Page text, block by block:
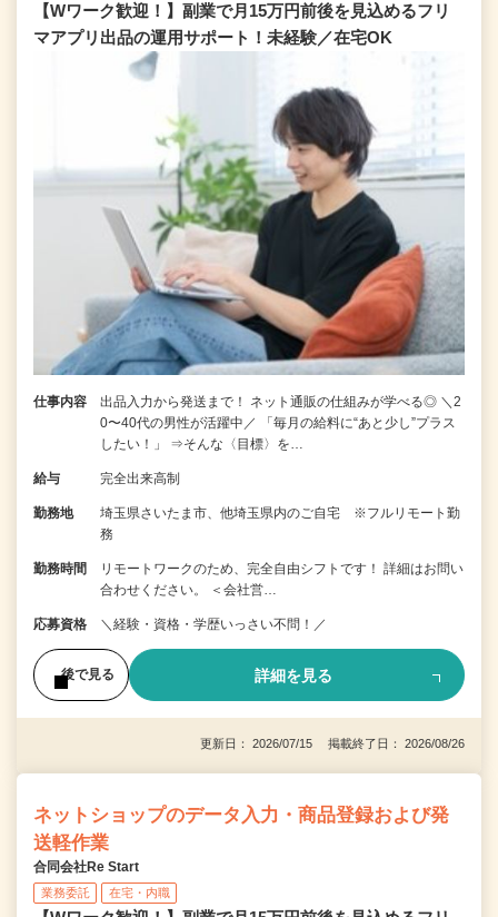
【Wワーク歓迎！】副業で月15万円前後を見込めるフリ
マアプリ出品の運用サポート！未経験／在宅OK
仕事内容
出品入力から発送まで！ ネット通販の仕組みが学べる◎ ＼2
0〜40代の男性が活躍中／ 「毎月の給料に“あと少し”プラス
したい！」 ⇒そんな〈目標〉を…
給与 完全出来高制
勤務地
埼玉県さいたま市、他埼玉県内のご自宅 ※フルリモート勤
務
勤務時間
リモートワークのため、完全自由シフトです！ 詳細はお問い
合わせください。 ＜会社営…
応募資格 ＼経験・資格・学歴いっさい不問！／
後で見る 詳細を見る
更新日： 2026/07/15 掲載終了日： 2026/08/26
ネットショップのデータ入力・商品登録および発
送軽作業
合同会社Re Start
業務委託 在宅・内職